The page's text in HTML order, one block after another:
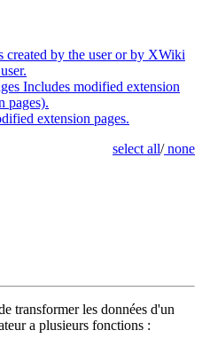
created by the user or by XWiki
Includes modified extension
pages).
extension pages.
select all/none
transformer les données d'un
a plusieurs fonctions :